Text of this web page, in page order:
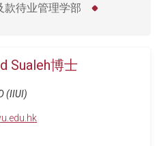
款待业管理学部
Sualeh博士
(IIUI)